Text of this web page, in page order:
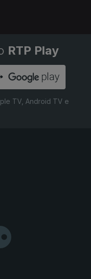
RTP Play
TV, Android TV e